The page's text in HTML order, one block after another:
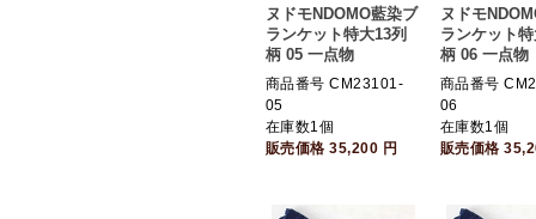
ヌドモNDOMO藍染ブ
ランケット特大13列
柄 05 一点物
商品番号 CM23101-
05
在庫数1個
販売価格35,200 円
ヌドモ
ランケット
柄 06 一点物
商品番号
06
在庫数1個
販売価格